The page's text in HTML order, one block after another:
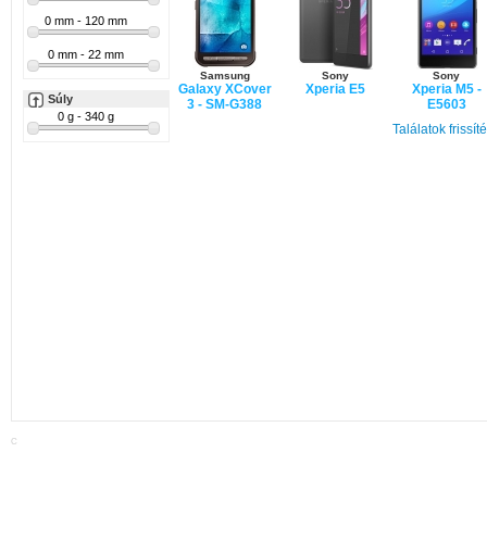
Súly
Samsung
Galaxy XCover
3 - SM-G388
Sony
Xperia E5
Sony
Xperia M5 -
E5603
Találatok
C